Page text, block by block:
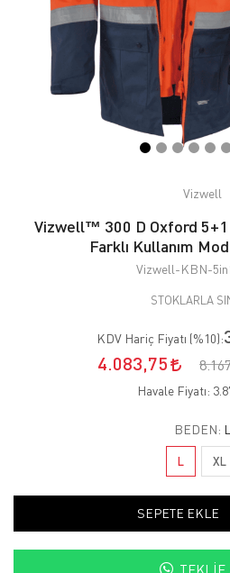
Vizwell
Vizwell™ 300 D Oxford
Farklı Kullanım
Vizwell-KBN-
STOKLARLA
KDV Hariç Fiyatı (%10):
4.083,75
Havale Fiyatı:
BEDEN: L
L XL
SEPETE EKLE
TEKLIF